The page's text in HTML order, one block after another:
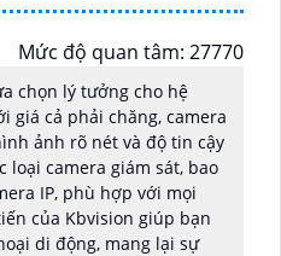
Mức độ quan tâm: 27770
chọn lý tưởng cho hệ
giá cả phải chăng, camera
ảnh rõ nét và độ tin cậy
loại camera giám sát, bao
IP, phù hợp với mọi
của Kbvision giúp bạn
di động, mang lại sự